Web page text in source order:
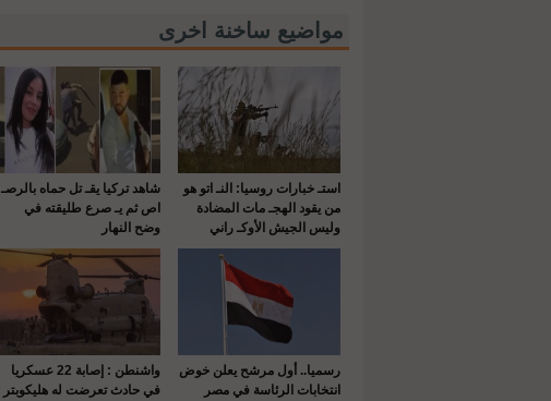
مواضيع ساخنة اخرى
استـ خبارات روسيا: النـ اتو هو
من يقود الهجـ مات المضادة
وليس الجيش الأوكـ راني
شاهد تركيا يقـ تل حماه بالرصـ
اص ثم يـ صرع طليقته في
وضح النهار
رسميا.. أول مرشح يعلن خوض
انتخابات الرئاسة في مصر
واشنطن : إصابة 22 عسكريا
في حادث تعرضت له هليكوبتر